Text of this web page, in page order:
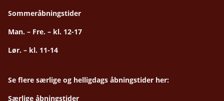
Sommeråbningstider
Man. – Fre. – kl. 12-17
Lør. – kl. 11-14
Se flere særlige og helligdags åbningstider her:
Særlige åbningstider